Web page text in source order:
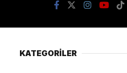
KATEGORİLER